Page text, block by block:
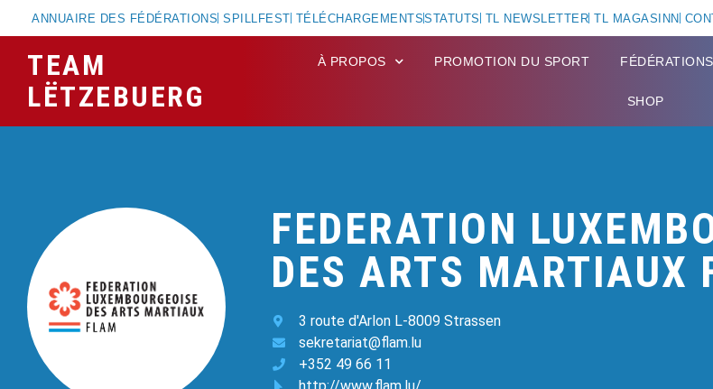
ANNUAIRE DES FÉDÉRATIONS SPILLFEST TÉLÉCHARGEMENTSSTATUTS TL NEWSLETTER TL MAGASINN
TEAM
LËTZEBUERG
À PROPOS PROMOTION DU SPORT FÉDÉRATIONS
SHOP
FEDERATION
DES ARTS MARTIAUX
3 route d'Arlon L-8009 Strassen
sekretariat@flam.lu
+352 49 66 11